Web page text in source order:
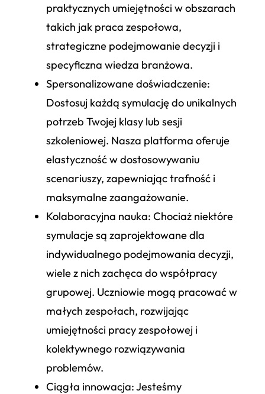
praktycznych umiejętności w obszarach
takich jak praca zespołowa,
strategiczne podejmowanie decyzji i
specyficzna wiedza branżowa.
Spersonalizowane doświadczenie:
Dostosuj każdą symulację do unikalnych
potrzeb Twojej klasy lub sesji
szkoleniowej. Nasza platforma oferuje
elastyczność w dostosowywaniu
scenariuszy, zapewniając trafność i
maksymalne zaangażowanie.
Kolaboracyjna nauka: Chociaż niektóre
symulacje są zaprojektowane dla
indywidualnego podejmowania decyzji,
wiele z nich zachęca do współpracy
grupowej. Uczniowie mogą pracować w
małych zespołach, rozwijając
umiejętności pracy zespołowej i
kolektywnego rozwiązywania
problemów.
Ciągła innowacja: Jesteśmy